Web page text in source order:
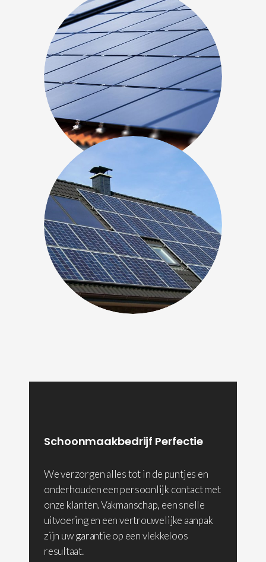
Schoonmaakbedrijf Perfectie
We verzorgen alles tot in de puntjes en
onderhouden een persoonlijk contact met
onze klanten. Vakmanschap, een snelle
uitvoering en een vertrouwelijke aanpak
zijn uw garantie op een vlekkeloos
resultaat.